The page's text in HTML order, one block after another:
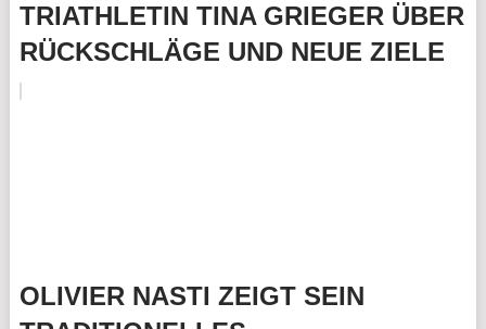
TRIATHLETIN TINA GRIEGER ÜBER
RÜCKSCHLÄGE UND NEUE ZIELE
OLIVIER NASTI ZEIGT SEIN